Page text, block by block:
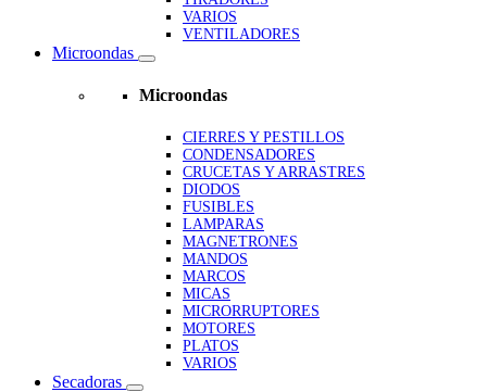
VARIOS
VENTILADORES
Microondas
Microondas
CIERRES Y PESTILLOS
CONDENSADORES
CRUCETAS Y ARRASTRES
DIODOS
FUSIBLES
LAMPARAS
MAGNETRONES
MANDOS
MARCOS
MICAS
MICRORRUPTORES
MOTORES
PLATOS
VARIOS
Secadoras